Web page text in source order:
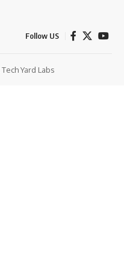
Follow US
Tech Yard Labs